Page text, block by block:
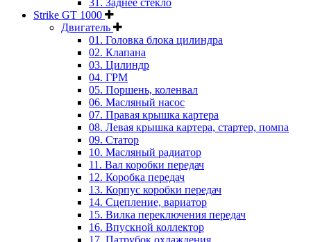
31. Заднее стекло
Strike GT 1000
Двигатель
01. Головка блока цилиндра
02. Клапана
03. Цилиндр
04. ГРМ
05. Поршень, коленвал
06. Масляный насос
07. Правая крышка картера
08. Левая крышка картера, стартер, помпа
09. Статор
10. Масляный радиатор
11. Вал коробки передач
12. Коробка передач
13. Корпус коробки передач
14. Сцепление, вариатор
15. Вилка переключения передач
16. Впускной коллектор
17. Патрубок охлаждения